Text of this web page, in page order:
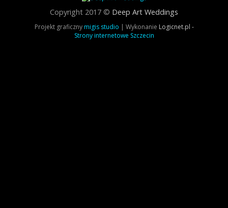
Copyright 2017 © Deep Art Weddings
Projekt graficznymigis studio | Wykonanie Logicnet.pl -
Strony internetowe Szczecin